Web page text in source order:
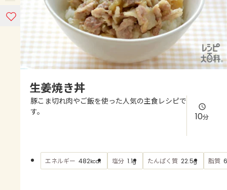
コンテンツ
レシピ
よくあるお問い合わせ
AJINOMOTO PARK とは
ピーマン
みょうが ゴーヤ
生姜焼き丼
豚こま切れ肉やご飯を使った人気の主食レシピで
す。
10分
エネルギー 482kcal 塩分 1.1g たんぱく質 22.5g 脂質